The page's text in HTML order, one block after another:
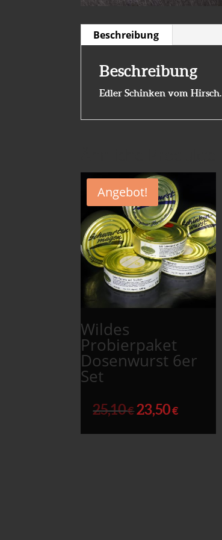
Beschreibung
Beschreibung
Edler Schinken vom Hirsch.
Angebot!
Wildes
Probierpaket
Dosenwurst 6er
Set
25,10€ 23,50€